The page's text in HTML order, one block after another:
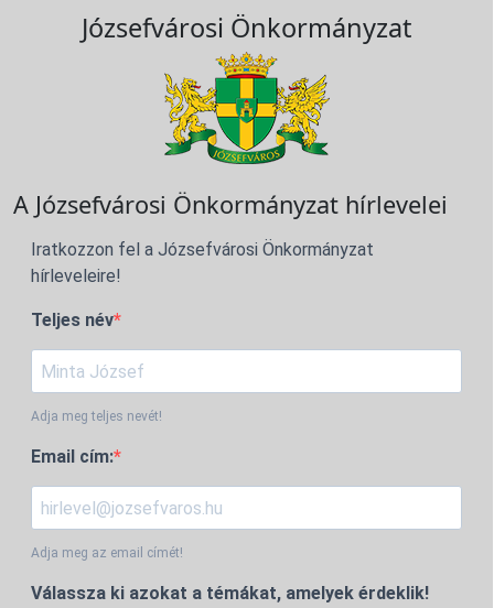
Józsefvárosi Önkormányzat
A Józsefvárosi Önkormányzat hírlevelei
Iratkozzon fel a Józsefvárosi Önkormányzat
hírleveleire!
Teljes név
Adja meg teljes nevét!
Email cím:
Adja meg az email címét!
Válassza ki azokat a témákat, amelyek érdeklik!